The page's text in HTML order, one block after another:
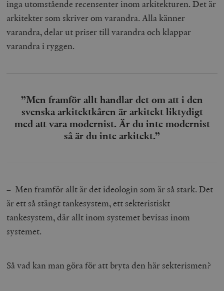
inga utomstående recensenter inom arkitekturen. Det är
arkitekter som skriver om varandra. Alla känner
varandra, delar ut priser till varandra och klappar
varandra i ryggen.
”Men framför allt handlar det om att i den
svenska arkitektkåren är arkitekt liktydigt
med att vara modernist. Är du inte modernist
så är du inte arkitekt.”
– Men framför allt är det ideologin som är så stark. Det
är ett så stängt tankesystem, ett sekteristiskt
tankesystem, där allt inom systemet bevisas inom
systemet.
Så vad kan man göra för att bryta den här sekterismen?